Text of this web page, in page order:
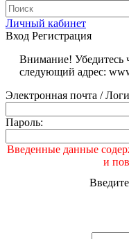
Личный кабинет
Вход Регистрация
Внимание! Убедитесь
следующий адрес:
Электронная почта /
Пароль:
Введенные данные
и